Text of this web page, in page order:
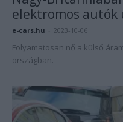
elektromos
e-cars.hu 2023-10-06
Folyamatosan nő a külső
országban.